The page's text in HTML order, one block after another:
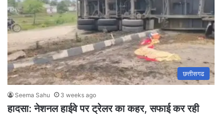
छत्तीसगढ
Seema Sahu 3 weeks ago
हादसा: नेशनल हाईवे पर ट्रेलर का कहर, सफाई कर रही